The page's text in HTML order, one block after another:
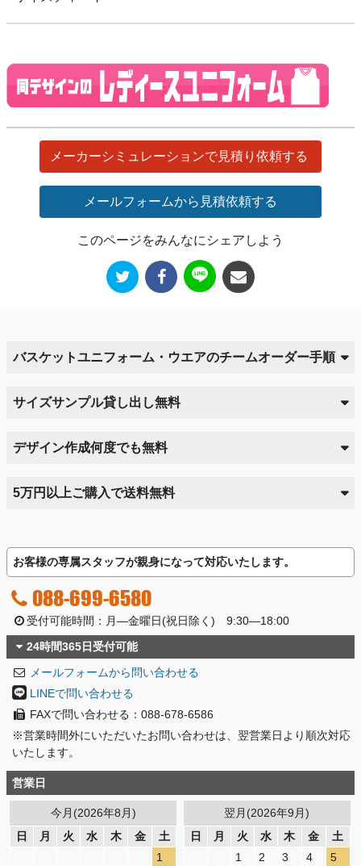
メーカーシミュレーションで見積り依頼する
メールフォームから見積依頼する
このページをみんなにシェアしよう
バスケットユニフォーム・ウエアのチームオーダー手順
サイズサンプル貸し出し無料
デザイン作成何度でも無料
5万円以上ご購入で送料無料
お客様の専属スタッフが親身になって対応いたします。
088-699-6580
受付可能時間：月―金曜日(祝日除く) 9:30―18:00
24時間365日受付可能
メールフォームから問い合わせる
LINEで問い合わせる
FAXで問い合わせる：088-678-6586
※営業時間外にいただいたお問い合わせは、翌営業日より順次対応
いたします。
営業日
今月(2026年8月)
日
月 火 水 木 金
土
1
翌月(2026年9月)
日
月 火 水 木 金
土
1
2 3 4
5